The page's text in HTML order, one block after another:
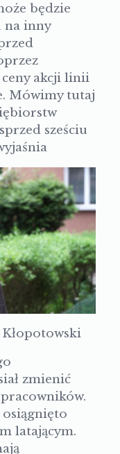
będzie
na inny
ceny akcji linii
Mówimy tutaj
sześciu
zmienić
latającym.